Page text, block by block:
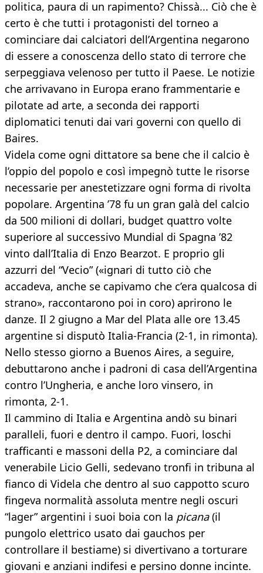
politica, paura di un rapimento? Chissà... Ciò che è
certo è che tutti i protagonisti del torneo a
cominciare dai calciatori dell’Argentina negarono
di essere a conoscenza dello stato di terrore che
serpeggiava velenoso per tutto il Paese. Le notizie
che arrivavano in Europa erano frammentarie e
pilotate ad arte, a seconda dei rapporti
diplomatici tenuti dai vari governi con quello di
Baires.
Videla come ogni dittatore sa bene che il calcio è
l’oppio del popolo e così impegnò tutte le risorse
necessarie per anestetizzare ogni forma di rivolta
popolare. Argentina ’78 fu un gran galà del calcio
da 500 milioni di dollari, budget quattro volte
superiore al successivo Mundial di Spagna ’82
vinto dall’Italia di Enzo Bearzot. E proprio gli
azzurri del “Vecio” («ignari di tutto ciò che
accadeva, anche se capivamo che c’era qualcosa di
strano», raccontarono poi in coro) aprirono le
danze. Il 2 giugno a Mar del Plata alle ore 13.45
argentine si disputò Italia-Francia (2-1, in rimonta).
Nello stesso giorno a Buenos Aires, a seguire,
debuttarono anche i padroni di casa dell’Argentina
contro l’Ungheria, e anche loro vinsero, in
rimonta, 2-1.
Il cammino di Italia e Argentina andò su binari
paralleli, fuori e dentro il campo. Fuori, loschi
trafficanti e massoni della P2, a cominciare dal
venerabile Licio Gelli, sedevano tronfi in tribuna al
fianco di Videla che dentro al suo cappotto scuro
fingeva normalità assoluta mentre negli oscuri
“lager” argentini i suoi boia con la picana(il
pungolo elettrico usato dai gauchos per
controllare il bestiame) si divertivano a torturare
giovani e anziani indifesi e persino donne incinte.